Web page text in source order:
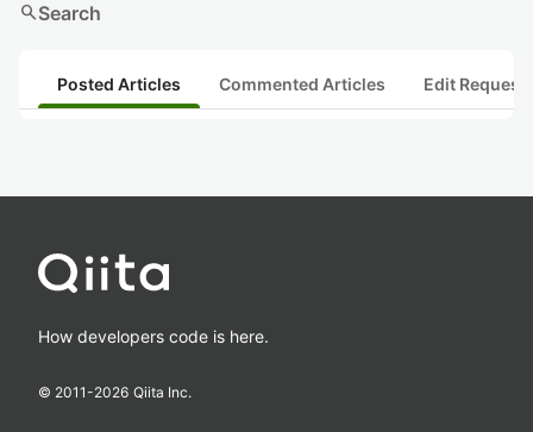
searchSearch
Posted Articles Commented Articles Edit
How developers code is here.
© 2011-2026 Qiita Inc.